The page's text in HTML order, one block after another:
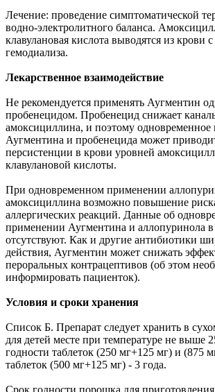
Лечение: проведение симптоматической
водно-электролитного баланса.
клавулановая кислота выводятся из крови
гемодиализа.
Лекарственное взаимодействие
Не рекомендуется применять Аугментин
пробенецидом. Пробенецид снижает
амоксициллина, и поэтому одновременное
Аугментина и пробенецида может
персистенции в крови уровней
клавулановой кислоты.
При одновременном применении
амоксициллина возможно повышение
аллергических реакций. Данные об
применении Аугментина и аллопуринола в
отсутствуют. Как и другие антибиотики
действия, Аугментин может снижать
пероральных контрацептивов (об этом
информировать пациенток).
Условия и сроки хранения
Список Б. Препарат следует хранить в
для детей месте при температуре не выше
годности таблеток (250 мг+125 мг) и (875
таблеток (500 мг+125 мг) - 3 года.
Срок годности порошка для